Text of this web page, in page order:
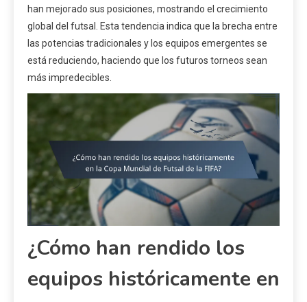
han mejorado sus posiciones, mostrando el crecimiento
global del futsal. Esta tendencia indica que la brecha entre
las potencias tradicionales y los equipos emergentes se
está reduciendo, haciendo que los futuros torneos sean
más impredecibles.
¿Cómo han rendido los
equipos históricamente en